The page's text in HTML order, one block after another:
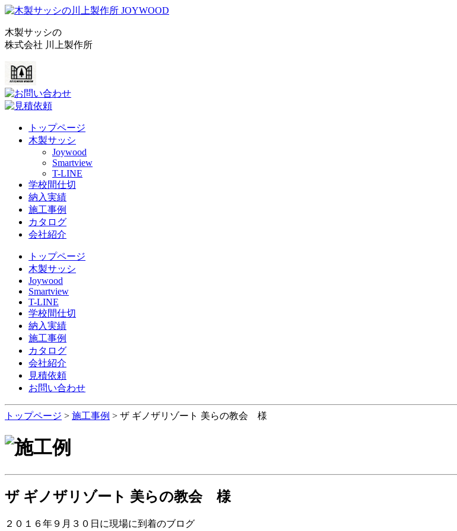
木製サッシの
株式会社 川上製作所
トップページ
木製サッシ
Joywood
Smartview
T-LINE
学校間仕切
納入実績
施工事例
カタログ
会社紹介
トップページ
木製サッシ
Joywood
Smartview
T-LINE
学校間仕切
納入実績
施工事例
カタログ
会社紹介
見積依頼
お問い合わせ
トップページ > 施工事例 > ザ ギノザリゾート 美らの教会 様
ザ ギノザリゾート 美らの教会 様
２０１６年９月３０日に現場に到着のブログ